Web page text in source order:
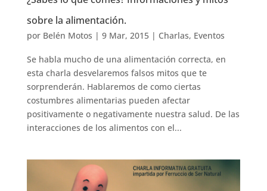
sobre la alimentación.
por Belén Motos | 9 Mar, 2015| Charlas, Eventos
Se habla mucho de una alimentación correcta, en
esta charla desvelaremos falsos mitos que te
sorprenderán. Hablaremos de como ciertas
costumbres alimentarias pueden afectar
positivamente o negativamente nuestra salud. De las
interacciones de los alimentos con el...